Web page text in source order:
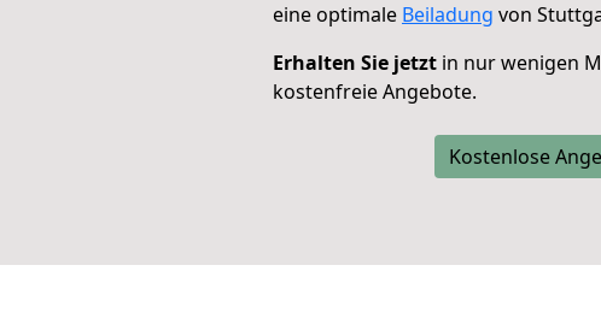
eine optimale Beiladung von
Erhalten Sie jetzt in nur wenigen
kostenfreie Angebote.
Kostenlose